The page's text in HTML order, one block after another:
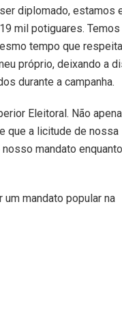
diplomado, estamos
mil potiguares.
tempo que
próprio, deixando a
durante a campanha.
Eleitoral. Não
que a licitude de nossa
mandato
mandato popular na